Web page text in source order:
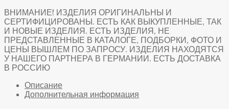
ВНИМАНИЕ! ИЗДЕЛИЯ ОРИГИНАЛЬНЫ И
СЕРТИФИЦИРОВАНЫ. ЕСТЬ КАК ВЫКУПЛЕННЫЕ, ТАК
И НОВЫЕ ИЗДЕЛИЯ. ЕСТЬ ИЗДЕЛИЯ, НЕ
ПРЕДСТАВЛЕННЫЕ В КАТАЛОГЕ, ПОДБОРКИ, ФОТО И
ЦЕНЫ ВЫШЛЕМ ПО ЗАПРОСУ. ИЗДЕЛИЯ НАХОДЯТСЯ
У НАШЕГО ПАРТНЕРА В ГЕРМАНИИ. ЕСТЬ ДОСТАВКА
В РОССИЮ
Описание
Дополнительная информация